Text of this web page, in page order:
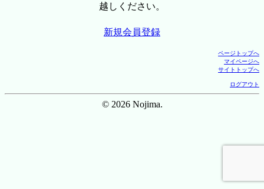
越しください。
新規会員登録
ページトップへ
マイページへ
サイトトップへ
ログアウト
© 2026 Nojima.